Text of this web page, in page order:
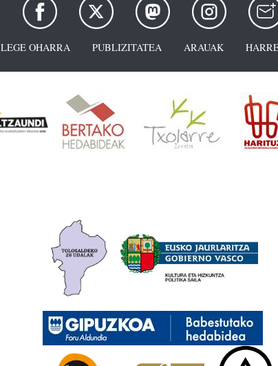
LEGE OHARRA PUBLIZITATEA ARAUAK